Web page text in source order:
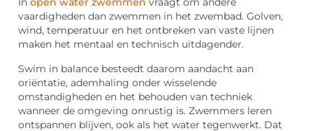
vaardigheden dan zwemmen in het zwembad. Golven,
wind, temperatuur en het ontbreken van vaste lijnen
maken het mentaal en technisch uitdagender.
Swim in balance besteedt daarom aandacht aan
oriëntatie, ademhaling onder wisselende
omstandigheden en het behouden van techniek
wanneer de omgeving onrustig is. Zwemmers leren
ontspannen blijven, ook als het water tegenwerkt. Dat